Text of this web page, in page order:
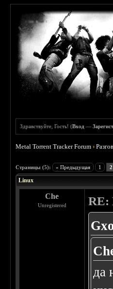
Здравствуйте, Гость! (Вход —
Metal Torrent Tracker Forum ›
Страницы (5): « Предыдущая 1 2
Linux
Che
Unregistered RE:
да